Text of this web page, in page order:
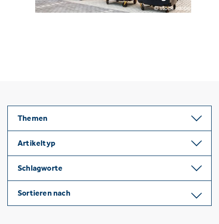
Themen
Artikeltyp
Schlagworte
Sortieren nach